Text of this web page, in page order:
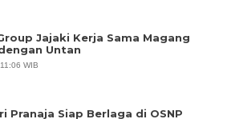
Jajaki Kerja Sama Magang
Untan
WIB
Pranaja Siap Berlaga di OSNP